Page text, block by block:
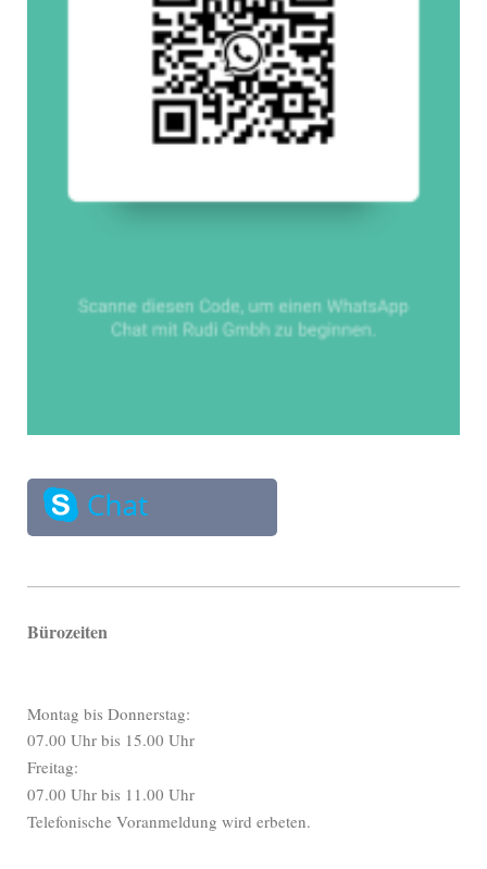
Bürozeiten
Montag bis Donnerstag:
07.00 Uhr bis 15.00 Uhr
Freitag:
07.00 Uhr bis 11.00 Uhr
Telefonische Voranmeldung wird erbeten.